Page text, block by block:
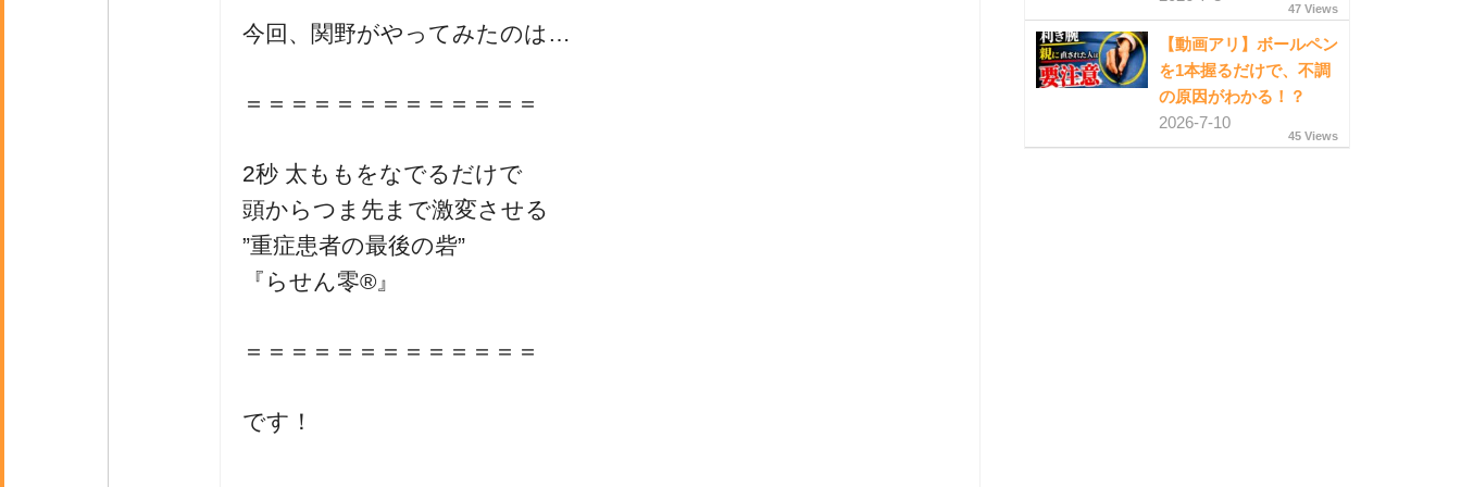
一流の整体師セミナー
無料映像＆ご案内ページ
今回、関野がやってみたのは…
＝＝＝＝＝＝＝＝＝＝＝＝＝
2秒 太ももをなでるだけで
頭からつま先まで激変させる
”重症患者の最後の砦”
『らせん零®』
＝＝＝＝＝＝＝＝＝＝＝＝＝
です！
47 Views
【動画アリ】ボールペン
を1本握るだけで、不調
の原因がわかる！？
2026-7-10
45 Views